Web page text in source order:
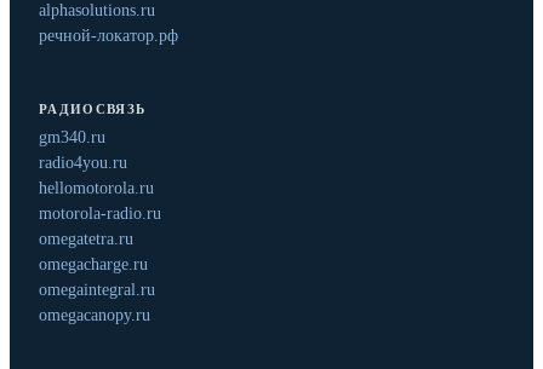
alphasolutions.ru
речной-локатор.рф
РАДИОСВЯЗЬ
gm340.ru
radio4you.ru
hellomotorola.ru
motorola-radio.ru
omegatetra.ru
omegacharge.ru
omegaintegral.ru
omegacanopy.ru